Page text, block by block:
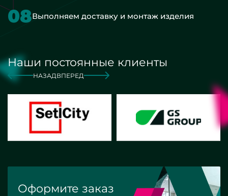
08Выполняем доставку и монтаж изделия
Наши постоянные клиенты
НАЗАД ВПЕРЕД
Оформите заказ